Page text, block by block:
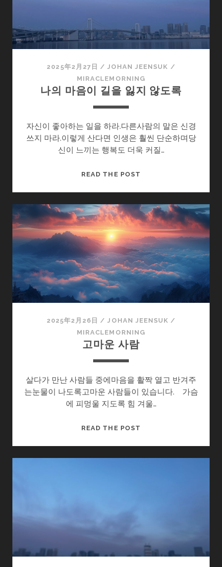
2025年2月27日 / JOHAN JEENSUK /
MIRACLEMORNING
나의 마음이 길을 잃지 않도록
자신이 좋아하는 일을 하라.다른사람의 말은 신경
쓰지 마라.이렇게 산다면 인생은 훨씬 단순하며당
신이 느끼는 행복도 더욱 커질…
READ THE POST
음
이
길
을
잃
지
않
도
록
2025年2月26日 /JOHAN JEENSUK /
MIRACLEMORNING
고마운 사람
살다가 만난 사람들 중에마음을 활짝 열고 반겨주
는눈물이 나도록고마운 사람들이 있습니다. 가슴
에 피멍울 지도록 힘 겨울…
READ THE POST